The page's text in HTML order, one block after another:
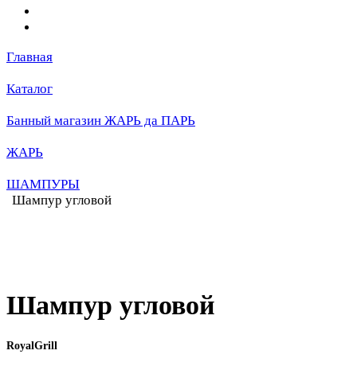
Главная
Каталог
Банный магазин ЖАРЬ да ПАРЬ
ЖАРЬ
ШАМПУРЫ
Шампур угловой
Шампур угловой
RoyalGrill